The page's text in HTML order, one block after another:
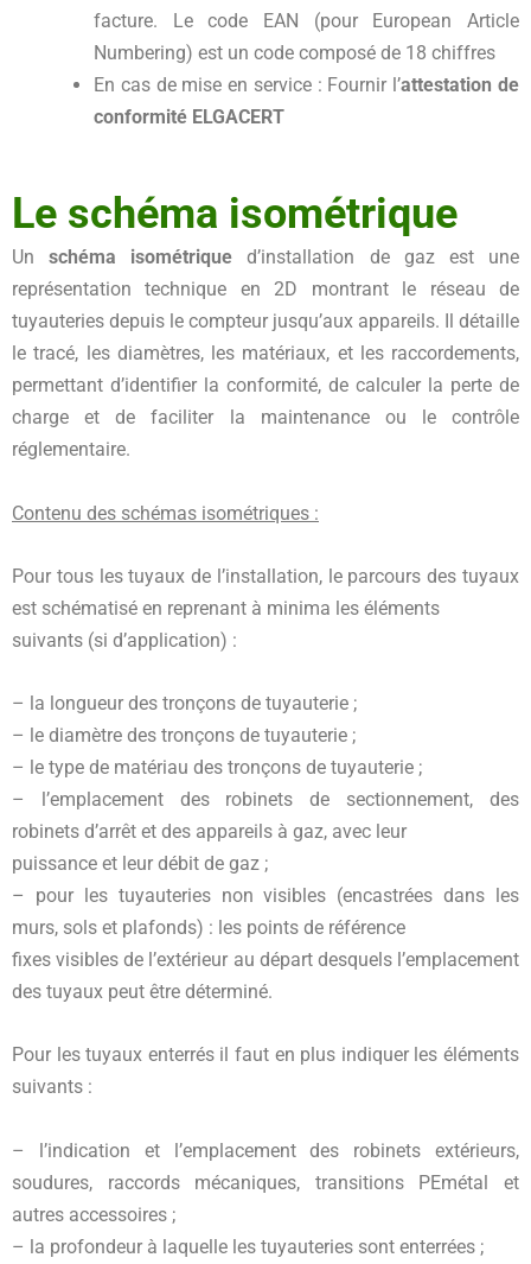
facture. Le code EAN (pour European Article
Numbering) est un code composé de 18 chiffres
En cas de mise en service : Fournir l’attestation de
conformité ELGACERT
Le schéma isométrique
Unschéma isométrique d’installation de gaz est une
représentation technique en 2D montrant le réseau de
tuyauteries depuis le compteur jusqu’aux appareils. Il détaille
le tracé, les diamètres, les matériaux, et les raccordements,
permettant d’identifier la conformité, de calculer la perte de
charge et de faciliter la maintenance ou le contrôle
réglementaire.
Contenu des schémas isométriques :
Pour tous les tuyaux de l’installation, le parcours des tuyaux
est schématisé en reprenant à minima les éléments
suivants (si d’application) :
– la longueur des tronçons de tuyauterie ;
– le diamètre des tronçons de tuyauterie ;
– le type de matériau des tronçons de tuyauterie ;
– l’emplacement des robinets de sectionnement, des
robinets d’arrêt et des appareils à gaz, avec leur
puissance et leur débit de gaz ;
– pour les tuyauteries non visibles (encastrées dans les
murs, sols et plafonds) : les points de référence
fixes visibles de l’extérieur au départ desquels l’emplacement
des tuyaux peut être déterminé.
Pour les tuyaux enterrés il faut en plus indiquer les éléments
suivants :
– l’indication et l’emplacement des robinets extérieurs,
soudures, raccords mécaniques, transitions PEmétal et
autres accessoires ;
– la profondeur à laquelle les tuyauteries sont enterrées ;